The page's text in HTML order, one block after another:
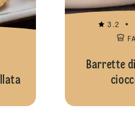
3.2
Barrette